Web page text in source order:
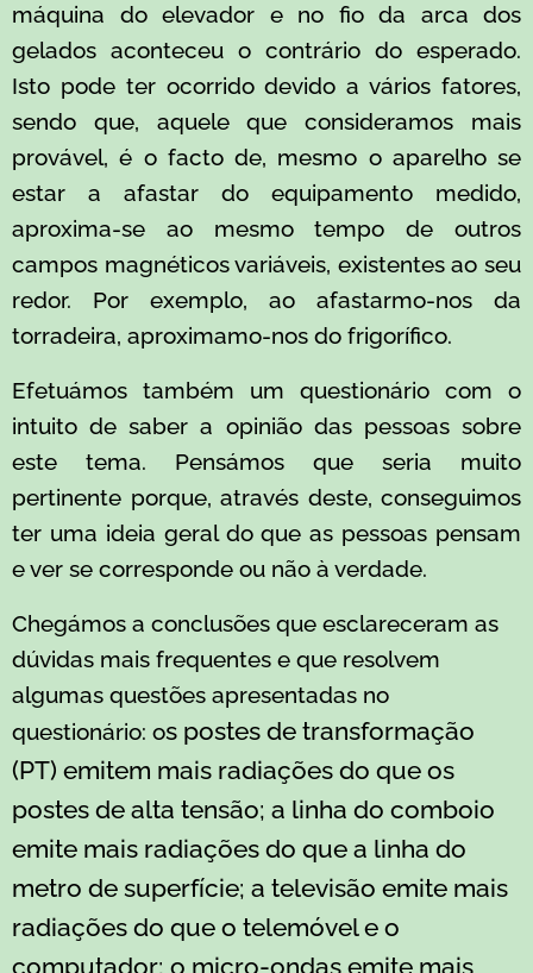
máquina do elevador e no fio da arca dos
gelados aconteceu o contrário do esperado.
Isto pode ter ocorrido devido a vários fatores,
sendo que, aquele que consideramos mais
provável, é o facto de, mesmo o aparelho se
estar a afastar do equipamento medido,
aproxima-se ao mesmo tempo de outros
campos magnéticos variáveis, existentes ao seu
redor. Por exemplo, ao afastarmo-nos da
torradeira, aproximamo-nos do frigorífico.
Efetuámos também um questionário com o
intuito de saber a opinião das pessoas sobre
este tema. Pensámos que seria muito
pertinente porque, através deste, conseguimos
ter uma ideia geral do que as pessoas pensam
e ver se corresponde ou não à verdade.
Chegámos a conclusões que esclareceram as
dúvidas mais frequentes e que resolvem
algumas questões apresentadas no
questionário: os postes de transformação
(PT) emitem mais radiações do que os
postes de alta tensão; a linha do comboio
emite mais radiações do que a linha do
metro de superfície; a televisão emite mais
radiações do que o telemóvel e o
computador; o micro-ondas emite mais